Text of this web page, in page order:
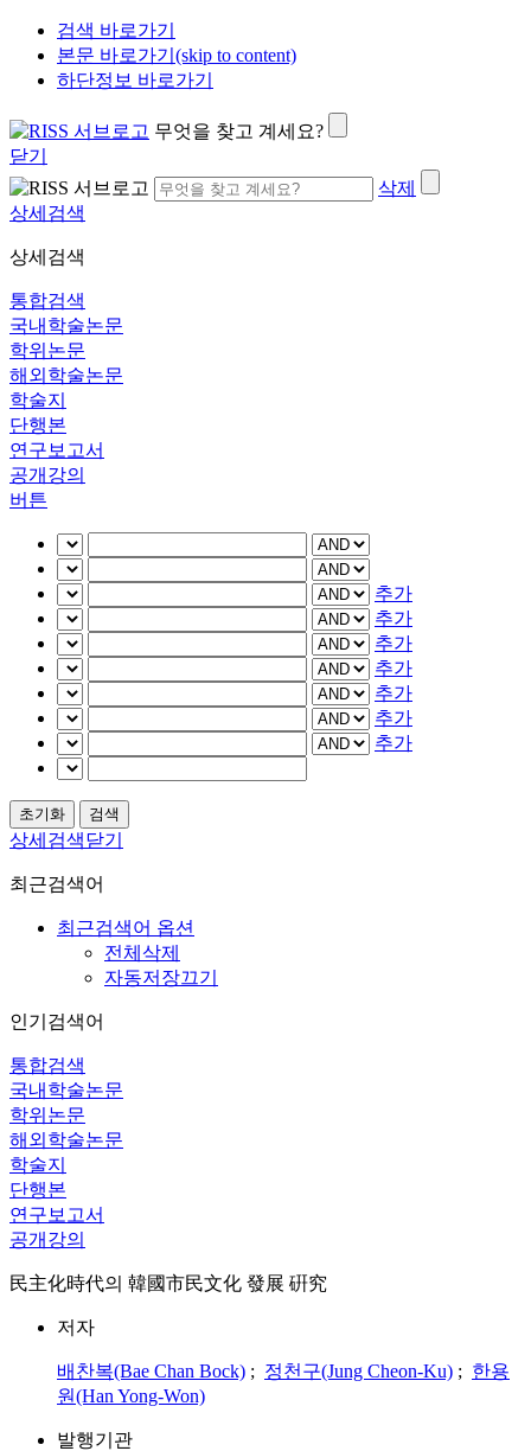
검색 바로가기
본문 바로가기(skip to content)
하단정보 바로가기
무엇을 찾고 계세요?
닫기
삭제
상세검색
상세검색
통합검색
국내학술논문
학위논문
해외학술논문
학술지
단행본
연구보고서
공개강의
버튼
추가
추가
추가
추가
추가
추가
추가
상세검색닫기
최근검색어
최근검색어 옵션
전체삭제
자동저장끄기
인기검색어
통합검색
국내학술논문
학위논문
해외학술논문
학술지
단행본
연구보고서
공개강의
民主化時代의 韓國市民文化 發展 硏究
저자
배찬복(Bae Chan Bock) ; 정천구(Jung Cheon-Ku) ; 한용
원(Han Yong-Won)
발행기관